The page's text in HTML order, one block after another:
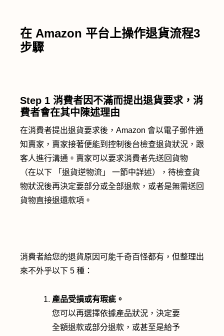
在 Amazon 平台上操作退貨流程3
步驟
Step 1 消費者因不滿而提出退貨要求，消
費者會在其中陳述理由
在消費者提出退貨要求後，Amazon 會以電子郵件通
知賣家，賣家接著便能到控制後台檢查退貨狀況，跟
客人進行溝通。賣家可以要求消費者先送回貨物
（在以下 「退貨逆物流」 一節中詳述），待檢查貨
物狀況後再決定要部分或全部退款，或者是無需送回
貨物直接退還款項。
消費者給您的退貨原因可能千奇百怪都有，但整理出
來不外乎以下 5 種：
產品受損或有瑕疵。
您可以再選擇依據產品狀況，決定要
全額退款或部分退款，或甚至是給予